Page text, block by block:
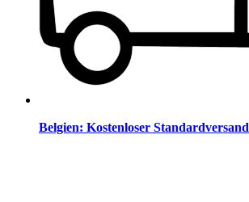
Belgien: Kostenloser Standardversand